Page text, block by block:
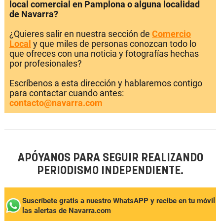
local comercial en Pamplona o alguna localidad
de Navarra?
¿Quieres salir en nuestra sección de Comercio
Local y que miles de personas conozcan todo lo
que ofreces con una noticia y fotografías hechas
por profesionales?
Escríbenos a esta dirección y hablaremos contigo
para contactar cuando antes:
contacto@navarra.com
APÓYANOS PARA SEGUIR REALIZANDO
PERIODISMO INDEPENDIENTE.
Suscríbete gratis a nuestro WhatsAPP y recibe en tu móvil
las alertas de Navarra.com